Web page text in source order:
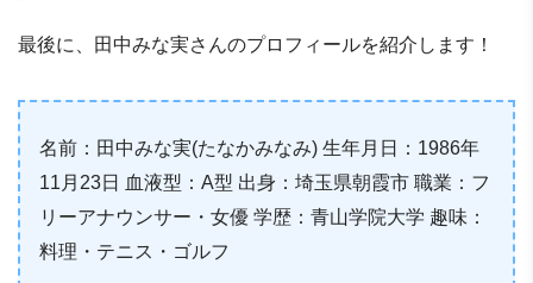
最後に、田中みな実さんのプロフィールを紹介します！
名前：田中みな実(たなかみなみ) 生年月日：1986年
11月23日 血液型：A型 出身：埼玉県朝霞市 職業：フ
リーアナウンサー・女優 学歴：青山学院大学 趣味：
料理・テニス・ゴルフ